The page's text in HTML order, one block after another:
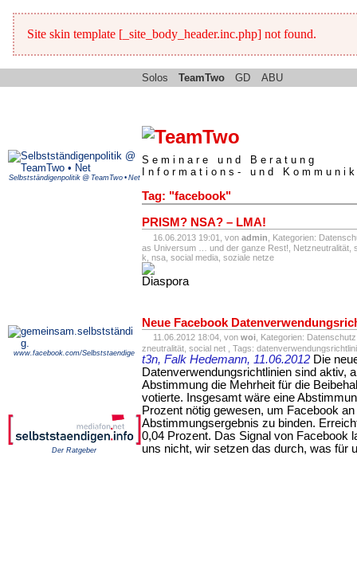
Site skin template [_site_body_header.inc.php] not found.
Solos TeamTwo GD ABU
Seminare und Beratung
Informations- und
Selbstständigenpolitik @ TeamTwo • Net
www.facebook.com/Selbststaendige
Der Ratgeber
Tag: "facebook"
PRISM? NSA? – LMA!
16.06.2013 19:01, von admin , Kategorien:
as Universum … und der ganze Rest!, Netzneutralität,
k, nsa, social media, soziale netze
Neue Facebook
11.06.2012 18:04, von woi, Kategorien:
zneutralität, social net, Tags:
t3n, Falk Hedemann, 11.06.2012Die
Datenverwendungsrichtlinien sind aktiv,
Abstimmung die Mehrheit für die
votierte. Insgesamt wäre eine
Prozent nötig gewesen, um Facebook an
Abstimmungsergebnis zu binden.
0,04 Prozent. Das Signal von Facebook
uns nicht, wir setzen das durch, was für